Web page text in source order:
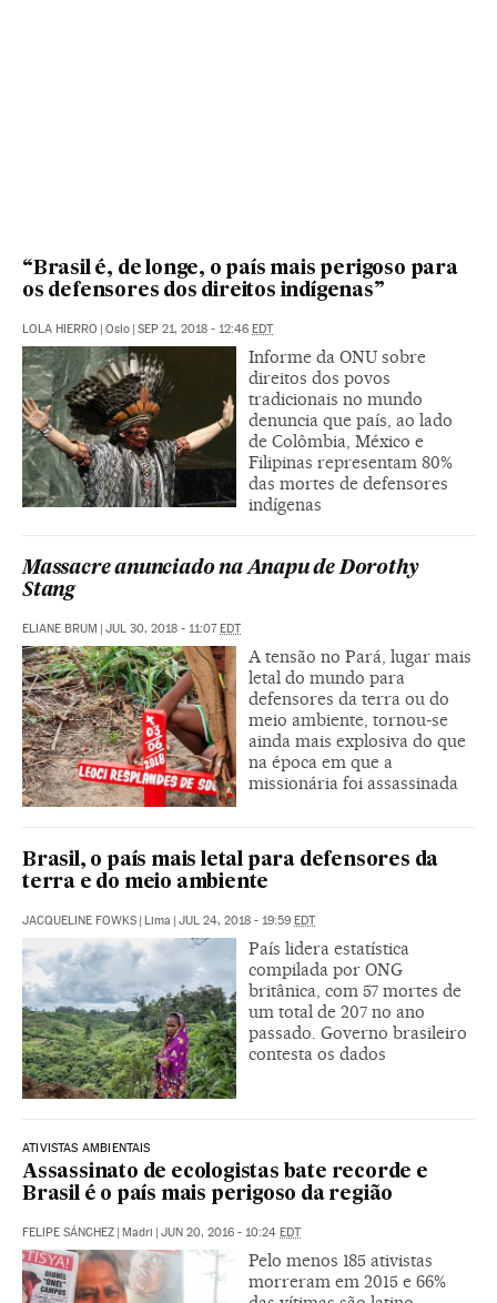
“Brasil é, de longe, o país mais perigoso para
os defensores dos direitos indígenas”
LOLA HIERRO Oslo SEP 21, 2018 - 12:46 EDT
Informe da ONU sobre
direitos dos povos
tradicionais no mundo
denuncia que país, ao lado
de Colômbia, México e
Filipinas representam 80%
das mortes de defensores
indígenas
Massacre anunciado na Anapu de Dorothy
Stang
ELIANE BRUM JUL 30, 2018 - 11:07 EDT
A tensão no Pará, lugar mais
letal do mundo para
defensores da terra ou do
meio ambiente, tornou-se
ainda mais explosiva do que
na época em que a
missionária foi assassinada
Brasil, o país mais letal para defensores da
terra e do meio ambiente
JACQUELINE FOWKS Lima JUL 24, 2018 - 19:59 EDT
País lidera estatística
compilada por ONG
britânica, com 57 mortes de
um total de 207 no ano
passado. Governo brasileiro
contesta os dados
ATIVISTAS AMBIENTAIS
Assassinato de ecologistas bate recorde e
Brasil é o país mais perigoso da região
FELIPE SÁNCHEZ | Madri | JUN 20, 2016 - 10:24 EDT
Pelo menos 185 ativistas
morreram em 2015 e 66%